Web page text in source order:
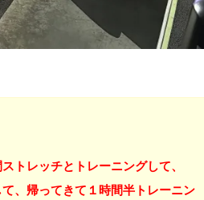
トレッチとトレーニングして、
、帰ってきて１時間半トレーニン